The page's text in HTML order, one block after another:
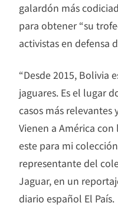
galardón más
para obtener “su
activistas en defensa
“Desde 2015, Bolivia
jaguares. Es el lugar
casos más relevantes
Vienen a América
este para mi
representante del
Jaguar, en un
diario español El País.